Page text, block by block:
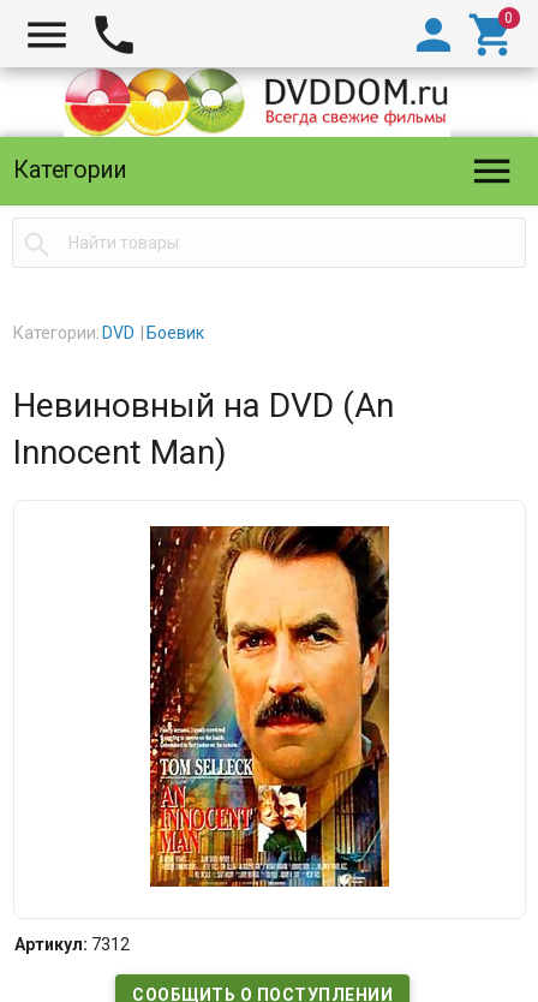
  

Категории 

Категории: DVD Боевик
Невиновный на DVD (An
Innocent Man)
Артикул: 7312
СООБЩИТЬ О ПОСТУПЛЕНИИ